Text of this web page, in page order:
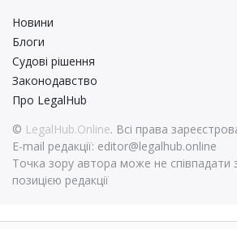
© LegalHub.Online. Всі права
E-mail редакції: editor@legalhub.online
Точка зору автора може не співпадати
позицією редакції
Новини
Блоги
Судові рішення
Законодавство
Про LegalHub